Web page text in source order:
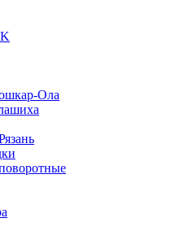
Ола